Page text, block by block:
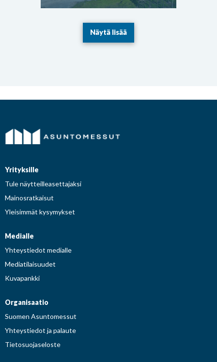
Näytä lisää
Yrityksille
Tule näytteilleasettajaksi
Mainosratkaisut
Yleisimmät kysymykset
Medialle
Yhteystiedot medialle
Mediatilaisuudet
Kuvapankki
Organisaatio
Suomen Asuntomessut
Yhteystiedot ja palaute
Tietosuojaseloste